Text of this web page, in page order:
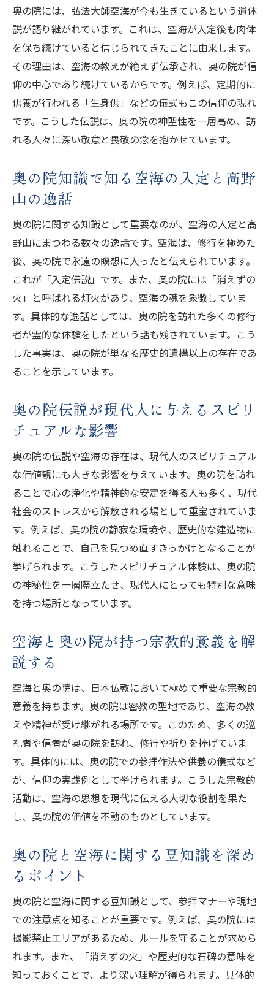
奥の院には、弘法大師空海が今も生きているという遺体
説が語り継がれています。これは、空海が入定後も肉体
を保ち続けていると信じられてきたことに由来します。
その理由は、空海の教えが絶えず伝承され、奥の院が信
仰の中心であり続けているからです。例えば、定期的に
供養が行われる「生身供」などの儀式もこの信仰の現れ
です。こうした伝説は、奥の院の神聖性を一層高め、訪
れる人々に深い敬意と畏敬の念を抱かせています。
奥の院知識で知る空海の入定と高野
山の逸話
奥の院に関する知識として重要なのが、空海の入定と高
野山にまつわる数々の逸話です。空海は、修行を極めた
後、奥の院で永遠の瞑想に入ったと伝えられています。
これが「入定伝説」です。また、奥の院には「消えずの
火」と呼ばれる灯火があり、空海の魂を象徴していま
す。具体的な逸話としては、奥の院を訪れた多くの修行
者が霊的な体験をしたという話も残されています。こう
した事実は、奥の院が単なる歴史的遺構以上の存在であ
ることを示しています。
奥の院伝説が現代人に与えるスピリ
チュアルな影響
奥の院の伝説や空海の存在は、現代人のスピリチュアル
な価値観にも大きな影響を与えています。奥の院を訪れ
ることで心の浄化や精神的な安定を得る人も多く、現代
社会のストレスから解放される場として重宝されていま
す。例えば、奥の院の静寂な環境や、歴史的な建造物に
触れることで、自己を見つめ直すきっかけとなることが
挙げられます。こうしたスピリチュアル体験は、奥の院
の神秘性を一層際立たせ、現代人にとっても特別な意味
を持つ場所となっています。
空海と奥の院が持つ宗教的意義を解
説する
空海と奥の院は、日本仏教において極めて重要な宗教的
意義を持ちます。奥の院は密教の聖地であり、空海の教
えや精神が受け継がれる場所です。このため、多くの巡
礼者や信者が奥の院を訪れ、修行や祈りを捧げていま
す。具体的には、奥の院での参拝作法や供養の儀式など
が、信仰の実践例として挙げられます。こうした宗教的
活動は、空海の思想を現代に伝える大切な役割を果た
し、奥の院の価値を不動のものとしています。
奥の院と空海に関する豆知識を深め
るポイント
奥の院と空海に関する豆知識として、参拝マナーや現地
での注意点を知ることが重要です。例えば、奥の院には
撮影禁止エリアがあるため、ルールを守ることが求めら
れます。また、「消えずの火」や歴史的な石碑の意味を
知っておくことで、より深い理解が得られます。具体的